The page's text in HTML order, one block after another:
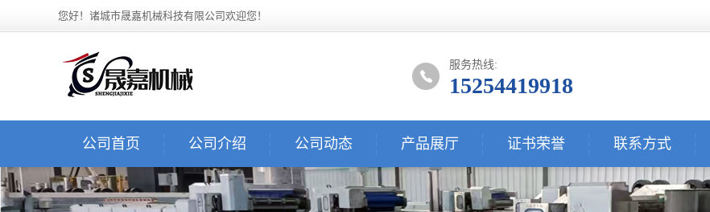
您好！诸城市晟嘉机械科技有限公司欢迎您！
服务热线:
15254419918
公司首页 公司介绍 公司动态 产品展厅 证书荣誉 联系方式